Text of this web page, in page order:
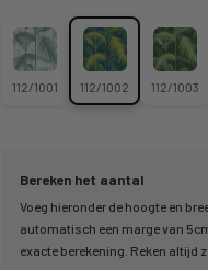
Bereken het aantal
Voeg hieronder de hoogte en
automatisch een marge van
exacte berekening. Reken altijd
112/1001 112/1002 112/1003